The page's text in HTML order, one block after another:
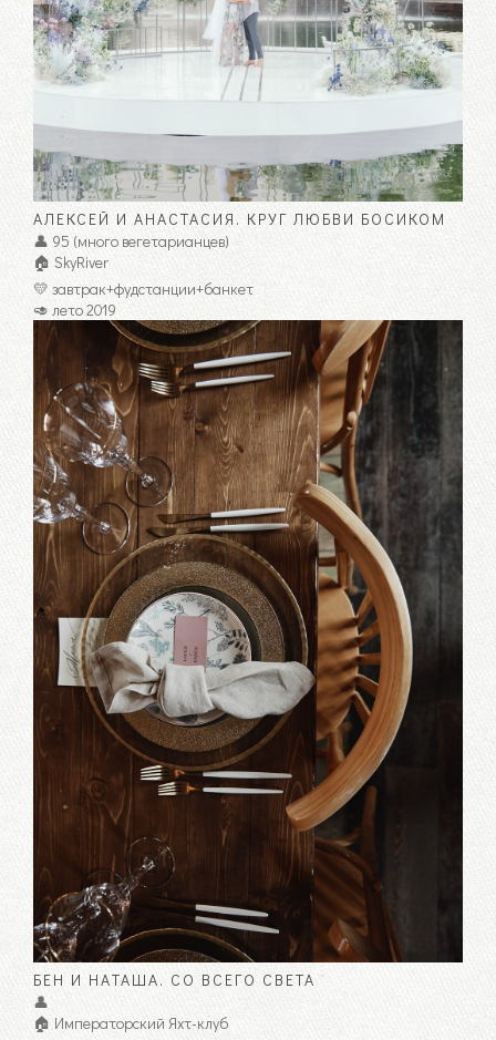
АЛЕКСЕЙ И АНАСТАСИЯ. КРУГ ЛЮБВИ БОСИКОМ
👤 95 (много вегетарианцев)
🏠 SkyRiver
💛 завтрак+фудстанции+банкет
🥑 лето 2019
БЕН И НАТАША. СО ВСЕГО СВЕТА
👤
🏠 Императорский Яхт-клуб